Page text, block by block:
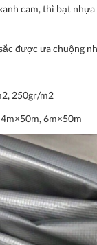
cam, thì bạt
được ưa chuộng
250gr/m2
6m×50m